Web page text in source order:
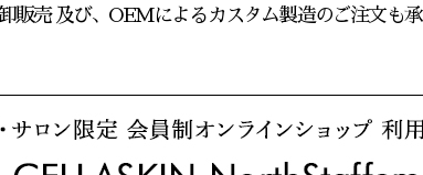
販売 及び、OEMによるカスタム製造のご注文も承